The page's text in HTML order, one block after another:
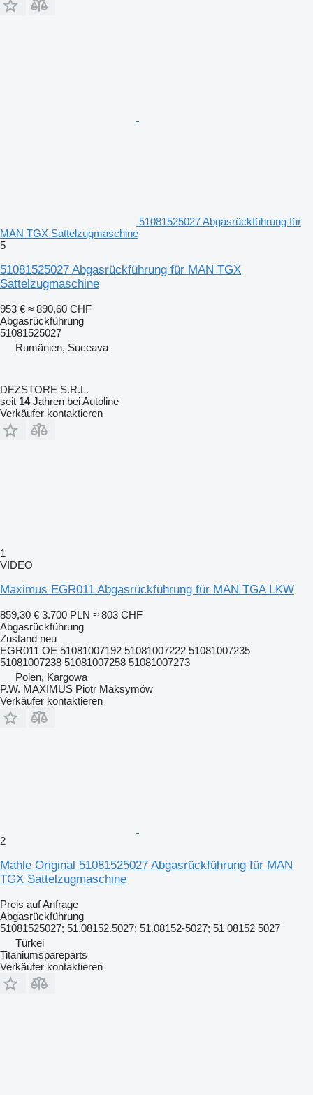
51081525027 Abgasrückführung für
MAN TGX Sattelzugmaschine
5
51081525027 Abgasrückführung für MAN TGX
Sattelzugmaschine
953 € ≈ 890,60 CHF
Abgasrückführung
51081525027
Rumänien, Suceava
DEZSTORE S.R.L.
seit 14Jahren bei Autoline
Verkäufer kontaktieren
1
VIDEO
Maximus EGR011 Abgasrückführung für MAN TGA LKW
859,30 € 3.700 PLN ≈ 803 CHF
Abgasrückführung
Zustand neu
EGR011 OE 51081007192 51081007222 51081007235
51081007238 51081007258 51081007273
Polen, Kargowa
P.W. MAXIMUS Piotr Maksymów
Verkäufer kontaktieren
2
Mahle Original 51081525027 Abgasrückführung für MAN
TGX Sattelzugmaschine
Preis auf Anfrage
Abgasrückführung
51081525027; 51.08152.5027; 51.08152-5027; 51 08152 5027
Türkei
Titaniumspareparts
Verkäufer kontaktieren